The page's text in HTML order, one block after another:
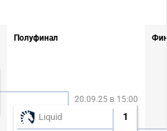
Полуфинал
20.09.25 в 15:00
Liquid 1